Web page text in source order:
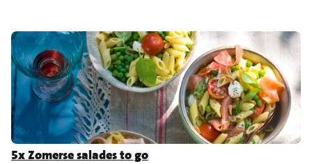
5x Zomerse salades to go